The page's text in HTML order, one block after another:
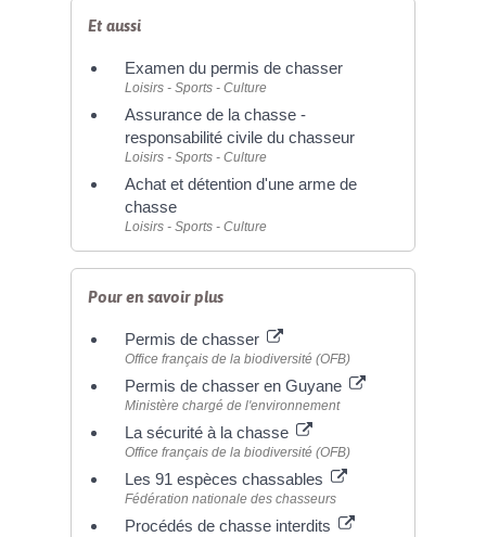
Et aussi
Examen du permis de chasser
Loisirs - Sports - Culture
Assurance de la chasse -
responsabilité civile du chasseur
Loisirs - Sports - Culture
Achat et détention d'une arme de
chasse
Loisirs - Sports - Culture
Pour en savoir plus
Permis de chasser
Office français de la biodiversité (OFB)
Permis de chasser en Guyane
Ministère chargé de l'environnement
La sécurité à la chasse
Office français de la biodiversité (OFB)
Les 91 espèces chassables
Fédération nationale des chasseurs
Procédés de chasse interdits